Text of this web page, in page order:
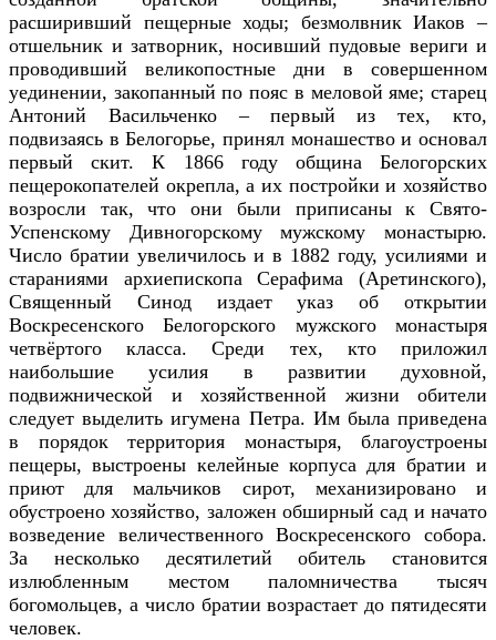
расширивший пещерные ходы; безмолвник Иаков –
отшельник и затворник, носивший пудовые вериги и
проводивший великопостные дни в совершенном
уединении, закопанный по пояс в меловой яме; старец
Антоний Васильченко – первый из тех, кто,
подвизаясь в Белогорье, принял монашество и основал
первый скит. К 1866 году община Белогорских
пещерокопателей окрепла, а их постройки и хозяйство
возросли так, что они были приписаны к Свято-
Успенскому Дивногорскому мужскому монастырю.
Число братии увеличилось и в 1882 году, усилиями и
стараниями архиепископа Серафима (Аретинского),
Священный Синод издает указ об открытии
Воскресенского Белогорского мужского монастыря
четвёртого класса. Среди тех, кто приложил
наибольшие усилия в развитии духовной,
подвижнической и хозяйственной жизни обители
следует выделить игумена Петра. Им была приведена
в порядок территория монастыря, благоустроены
пещеры, выстроены келейные корпуса для братии и
приют для мальчиков сирот, механизировано и
обустроено хозяйство, заложен обширный сад и начато
возведение величественного Воскресенского собора.
За несколько десятилетий обитель становится
излюбленным местом паломничества тысяч
богомольцев, а число братии возрастает до пятидесяти
человек.